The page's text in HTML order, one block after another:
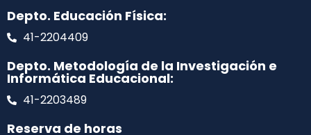
Depto. Educación Física:
41-2204409
Depto. Metodología de la Investigación e
Informática Educacional:
41-2203489
Reserva de horas